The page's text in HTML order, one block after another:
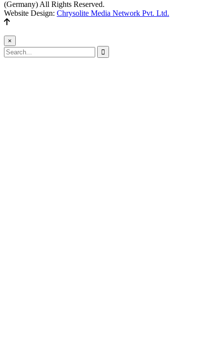
(Germany) All Rights Reserved.
Website Design: Chrysolite Media Network Pvt. Ltd.
×